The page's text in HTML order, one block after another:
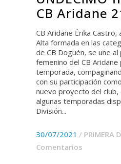
CB Aridane
CB Aridane Érika Castro,
Alta formada en las
de CB Doguén, se une
femenino del CB
temporada,
con su participación
nuevo proyecto del club,
algunas temporadas
División...
30/07/2021 / PRIMERA
Comentarios